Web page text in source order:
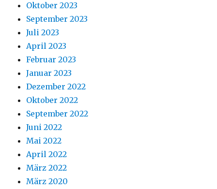
Oktober 2023
September 2023
Juli 2023
April 2023
Februar 2023
Januar 2023
Dezember 2022
Oktober 2022
September 2022
Juni 2022
Mai 2022
April 2022
März 2022
März 2020